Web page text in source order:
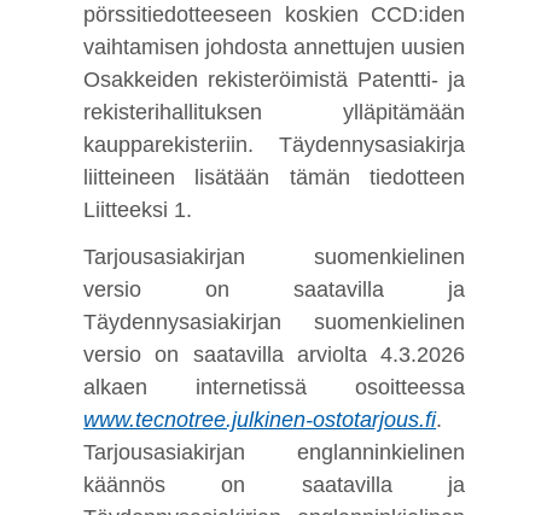
pörssitiedotteeseen koskien CCD:iden
vaihtamisen johdosta annettujen uusien
Osakkeiden rekisteröimistä Patentti- ja
rekisterihallituksen ylläpitämään
kaupparekisteriin. Täydennysasiakirja
liitteineen lisätään tämän tiedotteen
Liitteeksi 1.
Tarjousasiakirjan suomenkielinen
versio on saatavilla ja
Täydennysasiakirjan suomenkielinen
versio on saatavilla arviolta 4.3.2026
alkaen internetissä osoitteessa
www.tecnotree.julkinen-ostotarjous.fi.
Tarjousasiakirjan englanninkielinen
käännös on saatavilla ja